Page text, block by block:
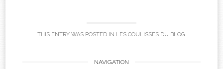
THIS ENTRY WAS POSTED IN LES COULISSES DU BLOG.
NAVIGATION